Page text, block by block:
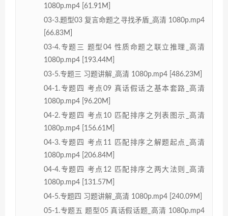
1080p.mp4 [61.91M]
03-3.题型03 复言命题之寻找矛盾_高清 1080p.mp4
[66.83M]
03-4.专题三 题型04 性质命题之联立推理_高清
1080p.mp4 [193.44M]
03-5.专题三 习题讲解_高清 1080p.mp4 [486.23M]
04-1.专题四 考点09 真话假话之基本套路_高清
1080p.mp4 [96.20M]
04-2.专题四 考点10 匹配排序之列表图示_高清
1080p.mp4 [156.61M]
04-3.专题四 考点11 匹配排序之解题起点_高清
1080p.mp4 [206.84M]
04-4.专题四 考点12 匹配排序之两大法则_高清
1080p.mp4 [131.57M]
04-5.专题四 习题讲解_高清 1080p.mp4 [240.09M]
05-1.专题五 题型05 真话假话题_高清 1080p.mp4